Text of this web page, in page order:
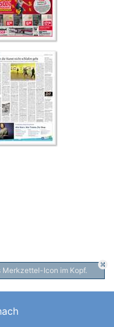
Merkzettel-Icon im Kopf.